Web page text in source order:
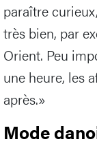
paraître
très bien, par
Orient. Peu
une heure, les
après.»
Mode